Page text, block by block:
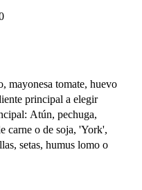
mayonesa tomate, huevo
principal a elegir
Atún, pechuga,
carne o de soja, 'York',
setas, humus lomo o